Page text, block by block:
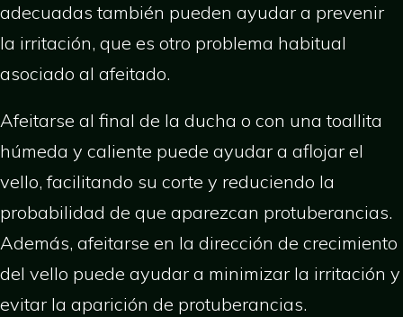
adecuadas también pueden ayudar a prevenir
la irritación, que es otro problema habitual
asociado al afeitado.
Afeitarse al final de la ducha o con una toallita
húmeda y caliente puede ayudar a aflojar el
vello, facilitando su corte y reduciendo la
probabilidad de que aparezcan protuberancias.
Además, afeitarse en la dirección de crecimiento
del vello puede ayudar a minimizar la irritación y
evitar la aparición de protuberancias.